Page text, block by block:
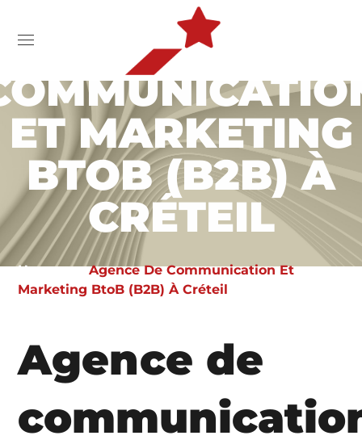
AGENCE DE
ET MARKETING
BTOB (B2B) À
CRÉTEIL
Home
Agence De Communication Et
Marketing BtoB (B2B) À Créteil
Agence de